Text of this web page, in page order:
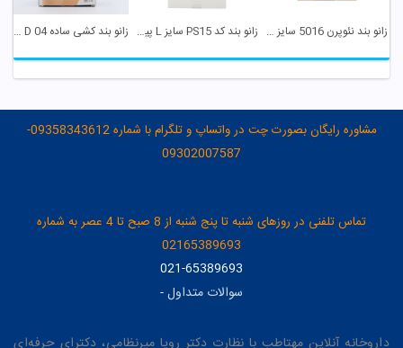
زانو بند نئوپرن 5016 سایز L پین مد زانو بند کد PS15 سایز L پین مد زانو بند کشی ساده D 04 سایز S تینور
مشاوره رایگان بصورت چت در واتساپ و تلگرام با شماره 09358343612-
09302007587
تماس تلفنی در روزهای شنبه تا پنج شنبه از 8 صبح تا 4 عصر به شماره
02165389693
021-65389693
سوالات متداول-
داروخانه آنلاین مهتاطب با نظارت دکتر رویا میرنظامی، دکترای حرفه‌ای